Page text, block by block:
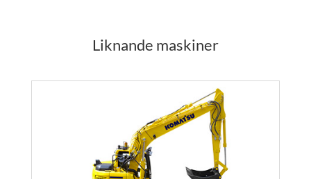
Liknande maskiner